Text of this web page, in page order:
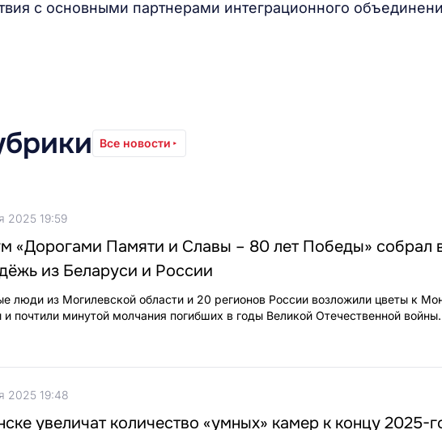
с основными партнерами интеграционного
Все новости
2025 19:59
«Дорогами Памяти и Славы – 80 лет Победы» собрал
из Беларуси и России
люди из Могилевской области и 20 регионов России возложили цветы к
почтили минутой молчания погибших в годы Великой Отечественной войны.
2025 19:48
увеличат количество «умных» камер к концу 2025-